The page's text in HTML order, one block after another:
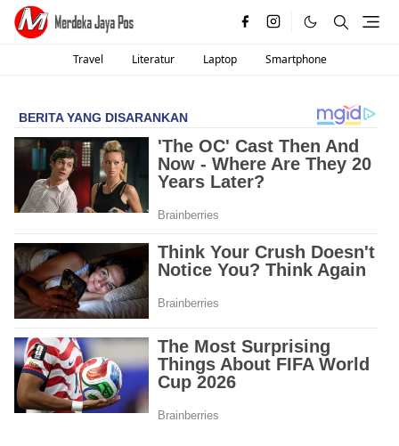
Travel Literatur Laptop Smartphone